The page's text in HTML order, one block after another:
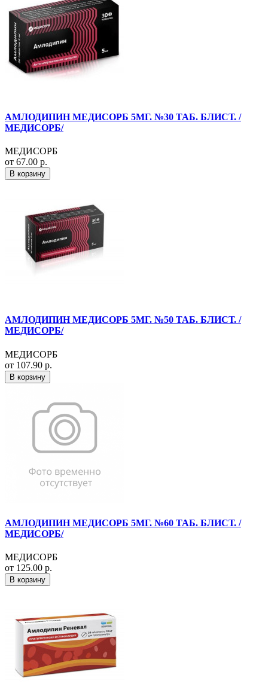
АМЛОДИПИН МЕДИСОРБ 5МГ. №30 ТАБ. БЛИСТ. /
МЕДИСОРБ/
МЕДИСОРБ
от 67.00 р.
В корзину
АМЛОДИПИН МЕДИСОРБ 5МГ. №50 ТАБ. БЛИСТ. /
МЕДИСОРБ/
МЕДИСОРБ
от 107.90 р.
В корзину
АМЛОДИПИН МЕДИСОРБ 5МГ. №60 ТАБ. БЛИСТ. /
МЕДИСОРБ/
МЕДИСОРБ
от 125.00 р.
В корзину